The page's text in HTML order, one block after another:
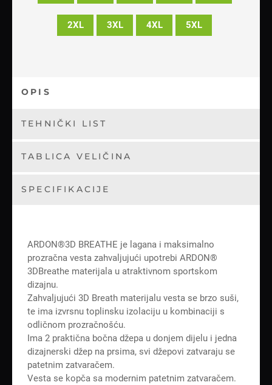
2XL 3XL 4XL 5XL
OPIS
TEHNIČKI LIST
TABLICA VELIČINA
SPECIFIKACIJE
ARDON®3D BREATHE je lagana i maksimalno
prozračna vesta zahvaljujući upotrebi ARDON®
3DBreathe materijala u atraktivnom sportskom
dizajnu.
Zahvaljujući 3D Breath materijalu vesta se brzo suši,
te ima izvrsnu toplinsku izolaciju u kombinaciji s
odličnom prozračnošću.
Ima 2 praktična bočna džepa u donjem dijelu i jedna
dizajnerski džep na prsima, svi džepovi zatvaraju se
patetnim zatvaračem.
Vesta se kopča sa modernim patetnim zatvaračem.